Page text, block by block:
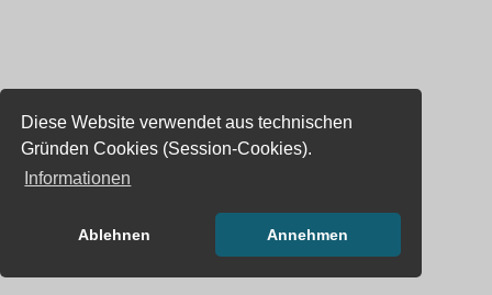
Diese Website verwendet aus technischen
Gründen Cookies (Session-Cookies).
Informationen
Ablehnen Annehmen